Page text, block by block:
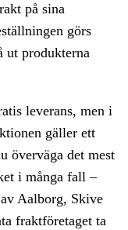
på sina
görs
ut produkterna
leverans, men i
gäller ett
överväga det mest
i många fall –
Aalborg, Skive
fraktföretaget ta